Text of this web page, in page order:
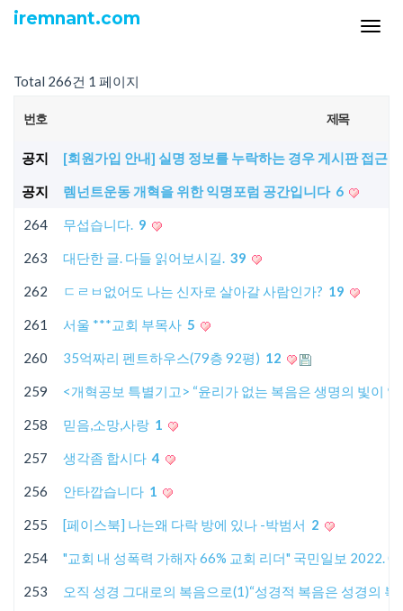
iremnant.com
Total 266건 1 페이지
번호 제목
공지 [회원가입 안내] 실명 정보를 누락하는 경우 게시판 접근
공지 렘넌트운동 개혁을 위한 익명포럼 공간입니다 6
264 무섭습니다. 9
263 대단한 글. 다들 읽어보시길. 39
262 ㄷㄹㅂ없어도 나는 신자로 살아갈 사람인가? 19
261 서울 ***교회 부목사 5
260 35억짜리 펜트하우스(79층 92평) 12
259 <개혁공보 특별기고> “윤리가 없는 복음은 생명의 빛이 없
258 믿음,소망,사랑 1
257 생각좀 합시다 4
256 안타깝습니다 1
255 [페이스북] 나는왜 다락 방에 있나 -박범서 2
254 "교회 내 성폭력 가해자 66% 교회 리더" 국민일보 2022.
253 오직 성경 그대로의 복음으로(1)“성경적 복음은 성경의 복